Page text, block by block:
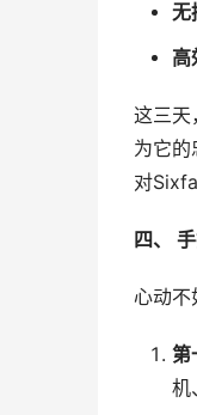
无
高
这三天
为它的
对
四、
心动不
第
机